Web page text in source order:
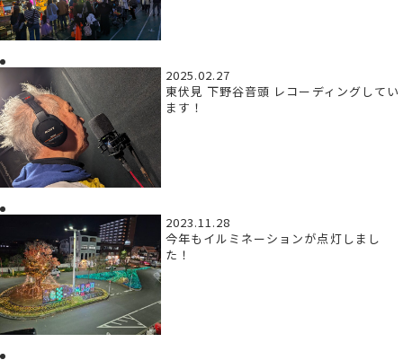
2025.02.27
東伏見 下野谷音頭 レコーディングしてい
ます！
2023.11.28
今年もイルミネーションが点灯しまし
た！